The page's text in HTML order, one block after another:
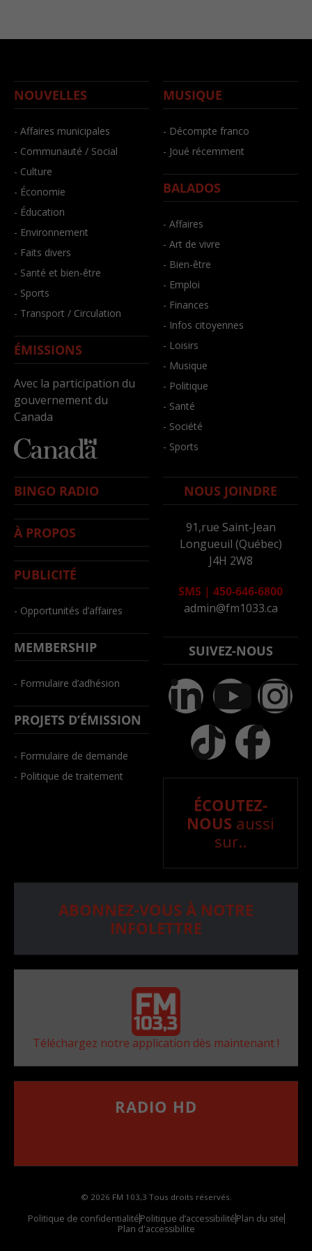
NOUVELLES
- Affaires municipales
- Communauté / Social
- Culture
- Économie
- Éducation
- Environnement
- Faits divers
- Santé et bien-être
- Sports
- Transport / Circulation
ÉMISSIONS
Avec la participation du
gouvernement du
Canada
MUSIQUE
- Décompte franco
- Joué récemment
BALADOS
- Affaires
- Art de vivre
- Bien-être
- Emploi
- Finances
- Infos citoyennes
- Loisirs
- Musique
- Politique
- Santé
- Société
- Sports
BINGO RADIO
À PROPOS
PUBLICITÉ
- Opportunités d’affaires
MEMBERSHIP
- Formulaire d’adhésion
PROJETS D’ÉMISSION
- Formulaire de demande
- Politique de traitement
NOUS JOINDRE
91,rue Saint-Jean
Longueuil (Québec)
J4H 2W8
SMS | 450-646-6800
admin@fm1033.ca
SUIVEZ-NOUS
ÉCOUTEZ-
NOUS aussi
sur..
ABONNEZ-VOUS À NOTRE
INFOLETTRE
Téléchargez notre application dès maintenant !
RADIO HD
© 2026 FM 103,3 Tous droits réservés.
Politique de confidentialitéPolitique d’accessibilitéPlan du site
Plan d'accessibilite